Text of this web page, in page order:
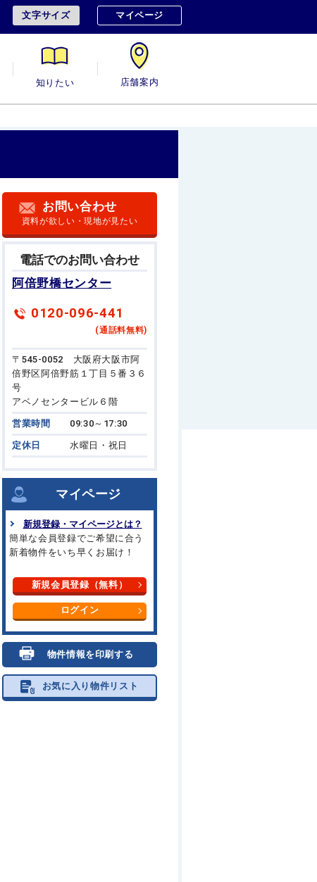
文字サイズ マイページ
知りたい 店舗案内
お問い合わせ
資料が欲しい・現地が見たい
電話でのお問い合わせ
阿倍野橋センター
0120-096-441
(通話料無料)
〒545-0052 大阪府大阪市阿
倍野区阿倍野筋１丁目５番３６
号
アベノセンタービル６階
営業時間 09:30～17:30
定休日 水曜日・祝日
マイページ
新規登録・マイページとは？
簡単な会員登録でご希望に合う
新着物件をいち早くお届け！
新規会員登録（無料）
ログイン
物件情報を印刷する
お気に入り物件リスト